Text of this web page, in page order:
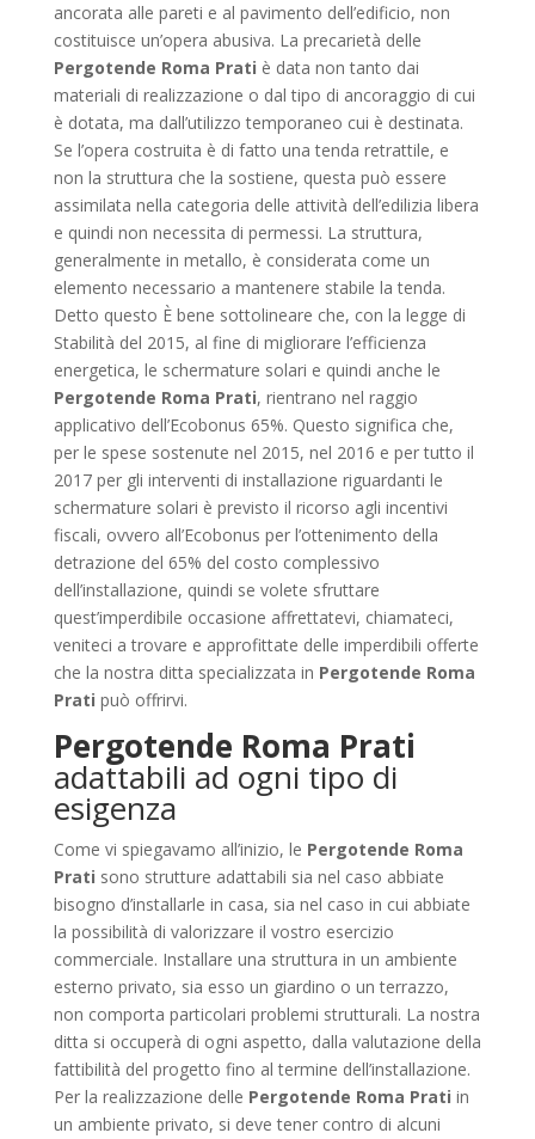
ancorata alle pareti e al pavimento dell’edificio, non
costituisce un’opera abusiva. La precarietà delle
Pergotende Roma Prati è data non tanto dai
materiali di realizzazione o dal tipo di ancoraggio di cui
è dotata, ma dall’utilizzo temporaneo cui è destinata.
Se l’opera costruita è di fatto una tenda retrattile, e
non la struttura che la sostiene, questa può essere
assimilata nella categoria delle attività dell’edilizia libera
e quindi non necessita di permessi. La struttura,
generalmente in metallo, è considerata come un
elemento necessario a mantenere stabile la tenda.
Detto questo È bene sottolineare che, con la legge di
Stabilità del 2015, al fine di migliorare l’efficienza
energetica, le schermature solari e quindi anche le
Pergotende Roma Prati, rientrano nel raggio
applicativo dell’Ecobonus 65%. Questo significa che,
per le spese sostenute nel 2015, nel 2016 e per tutto il
2017 per gli interventi di installazione riguardanti le
schermature solari è previsto il ricorso agli incentivi
fiscali, ovvero all’Ecobonus per l’ottenimento della
detrazione del 65% del costo complessivo
dell’installazione, quindi se volete sfruttare
quest’imperdibile occasione affrettatevi, chiamateci,
veniteci a trovare e approfittate delle imperdibili offerte
che la nostra ditta specializzata in Pergotende Roma
Prati può offrirvi.
Pergotende Roma Prati
adattabili ad ogni tipo di
esigenza
Come vi spiegavamo all’inizio, le Pergotende Roma
Prati sono strutture adattabili sia nel caso abbiate
bisogno d’installarle in casa, sia nel caso in cui abbiate
la possibilità di valorizzare il vostro esercizio
commerciale. Installare una struttura in un ambiente
esterno privato, sia esso un giardino o un terrazzo,
non comporta particolari problemi strutturali. La nostra
ditta si occuperà di ogni aspetto, dalla valutazione della
fattibilità del progetto fino al termine dell’installazione.
Per la realizzazione delle Pergotende Roma Prati in
un ambiente privato, si deve tener contro di alcuni